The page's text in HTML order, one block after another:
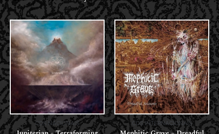
CDS NACIONAIS CDS INTERNACIONAIS